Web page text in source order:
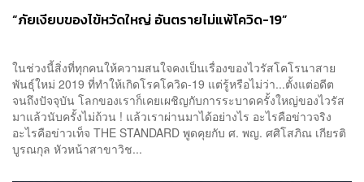
“ภัยเงียบของไข้หวัดใหญ่ อันตรายไม่แพ้โควิด-19”
ในช่วงนี้สิ่งที่ทุกคนให้ความสนใจคงเป็นเรื่องของไวรัสโคโรนาสาย
พันธุ์ใหม่ 2019 ที่ทำให้เกิดโรคโควิด-19 แต่รู้หรือไม่ว่า...ตั้งแต่อดีต
จนถึงปัจจุบัน โลกของเราก็เคยเผชิญกับการระบาดครั้งใหญ่ของไวรัส
มาแล้วนับครั้งไม่ถ้วน ! แล้วเราผ่านมาได้อย่างไร อะไรคือข่าวจริง
อะไรคือข่าวเท็จ THE STANDARD พูดคุยกับ ศ. พญ. ศศิโสภิณ เกียรติ
บูรณกุล หัวหน้าสาขาวิช...